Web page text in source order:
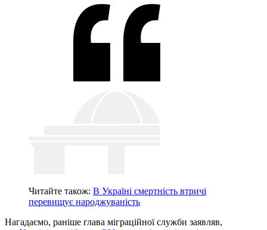
Читайте також: В Україні смертність втричі
перевищує народжуваність
Нагадаємо, раніше глава міграційної служби заявляв,